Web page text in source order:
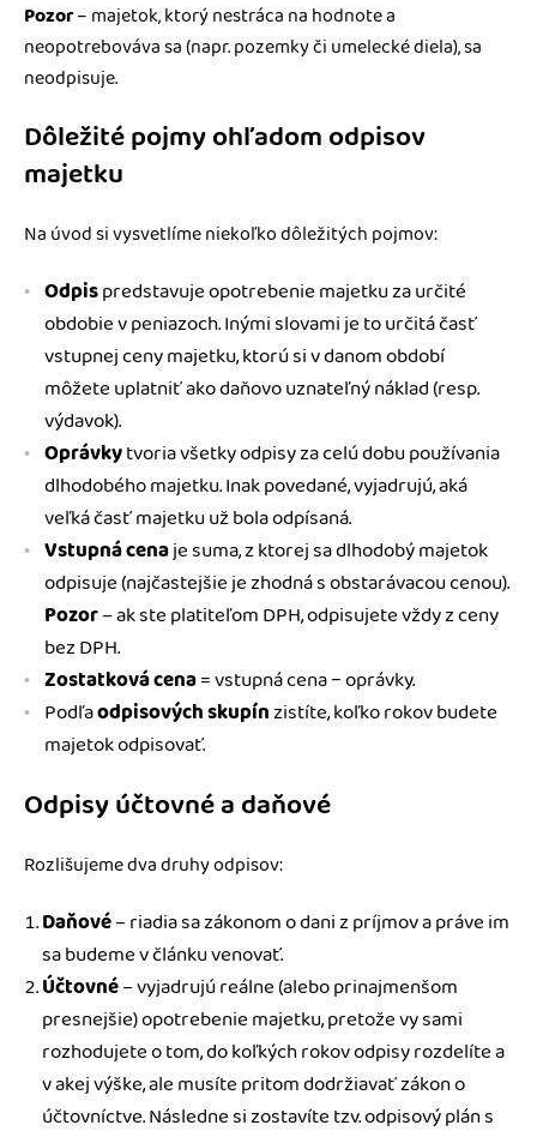
Pozor– majetok, ktorý nestráca na hodnote a
neopotrebováva sa (napr. pozemky či umelecké diela), sa
neodpisuje.
Dôležité pojmy ohľadom odpisov
majetku
Na úvod si vysvetlíme niekoľko dôležitých pojmov:
Odpispredstavuje opotrebenie majetku za určité
obdobie v peniazoch. Inými slovami je to určitá časť
vstupnej ceny majetku, ktorú si v danom období
môžete uplatniť ako daňovo uznateľný náklad (resp.
výdavok).
Oprávkytvoria všetky odpisy za celú dobu používania
dlhodobého majetku. Inak povedané, vyjadrujú, aká
veľká časť majetku už bola odpísaná.
Vstupná cenaje suma, z ktorej sa dlhodobý majetok
odpisuje (najčastejšie je zhodná s obstarávacou cenou).
Pozor– ak ste platiteľom DPH, odpisujete vždy z ceny
bez DPH.
Zostatková cena= vstupná cena − oprávky.
Podľaodpisových skupínzistíte, koľko rokov budete
majetok odpisovať.
Odpisy účtovné a daňové
Rozlišujeme dva druhy odpisov:
Daňové– riadia sa zákonom o dani z príjmov a práve im
sa budeme v článku venovať.
Účtovné– vyjadrujú reálne (alebo prinajmenšom
presnejšie) opotrebenie majetku, pretože vy sami
rozhodujete o tom, do koľkých rokov odpisy rozdelíte a
v akej výške, ale musíte pritom dodržiavať zákon o
účtovníctve. Následne si zostavíte tzv. odpisový plán s